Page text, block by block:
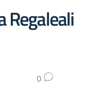
Regaleali
0